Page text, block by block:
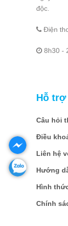
độc.
Điện
8h30 -
Hỗ trợ
Câu hỏi
Điều
Liên hệ
Hướng
Hình
Chính